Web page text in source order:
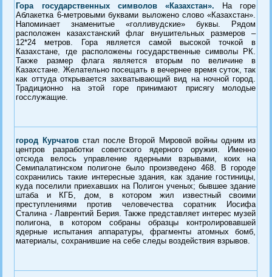
Гора государственных символов «Казахстан». На горе
Аблакетка 6-метровыми буквами выложено слово «Казахстан».
Напоминает знаменитые «голливудские» буквы. Рядом
расположен казахстанский флаг внушительных размеров –
12*24 метров. Гора является самой высокой точкой в
Казахстане, где расположены государственные символы РК.
Также размер флага является вторым по величине в
Казахстане. Желательно посещать в вечернее время суток, так
как оттуда открывается захватывающий вид на ночной город.
Традиционно на этой горе принимают присягу молодые
госслужащие.
город Курчатовстал после Второй Мировой войны одним из
центров разработки советского ядерного оружия. Именно
отсюда велось управление ядерными взрывами, коих на
Семипалатинском полигоне было произведено 468. В городе
сохранились такие интересные здания, как здание гостиницы,
куда поселили приехавших на Полигон ученых; бывшее здание
штаба и КГБ, дом, в котором жил известный своими
преступлениями против человечества соратник Иосифа
Сталина - Лаврентий Берия. Также представляет интерес музей
полигона, в котором собраны образцы контролировавшей
ядерные испытания аппаратуры, фрагменты атомных бомб,
материалы, сохранившие на себе следы воздействия взрывов.